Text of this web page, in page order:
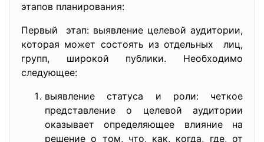
этапов планирования:
Первый этап: выявление целевой аудитории,
которая может состоять из отдельных лиц,
групп, широкой публики. Необходимо
следующее:
выявление статуса и роли: четкое
представление о целевой аудитории
оказывает определяющее влияние на
решение о том, что, как, когда, где, от